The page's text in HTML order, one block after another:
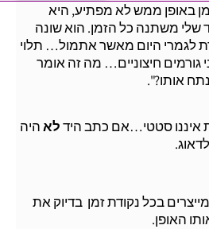
באופן ממש לא מפתיע, היא
משתנה כל הזמן. הוא שונה
לגמרי היום מאשר אתמול… תלוי
גורמים חיצוניים… מה זה אומר
אותו?".
איננו סטטי…אם כתב הידלאהיה
בכל נקודת זמן בדיוק את
האופן.